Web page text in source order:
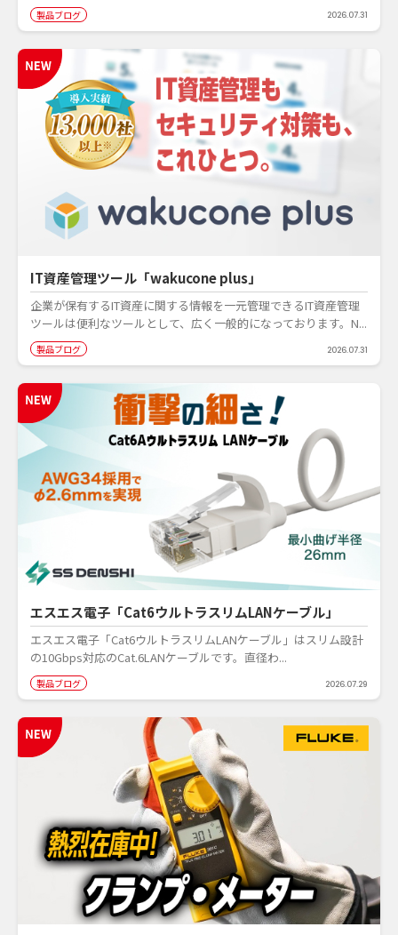
製品ブログ 2026.07.31
IT資産管理ツール「wakucone plus」
企業が保有するIT資産に関する情報を一元管理できるIT資産管理
ツールは便利なツールとして、広く一般的になっております。N...
製品ブログ 2026.07.31
エスエス電子「Cat6ウルトラスリムLANケーブル」
エスエス電子「Cat6ウルトラスリムLANケーブル」はスリム設計
の10Gbps対応のCat.6LANケーブルです。直径わ...
製品ブログ 2026.07.29